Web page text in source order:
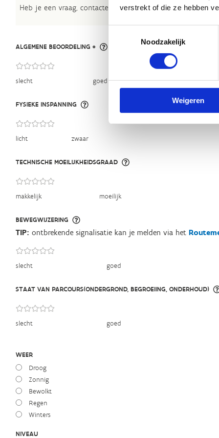
verstrekt of die ze hebben
Noodzakelijk
Weigeren
Heb je een vraag, contacteer ons via
ALGEMENE BEOORDELING *
slecht goed
FYSIEKE INSPANNING
licht zwaar
TECHNISCHE MOEILIJKHEIDSGRAAD
makkelijk moeilijk
BEWEGWIJZERING
slecht goed
TIP: ontbrekende signalisatie kan je melden via het
STAAT VAN PARCOURS(ONDERGROND, BEGROEIING, ONDERHOUD)
slecht goed
WEER
Droog
Zonnig
Bewolkt
Regen
Winters
NIVEAU